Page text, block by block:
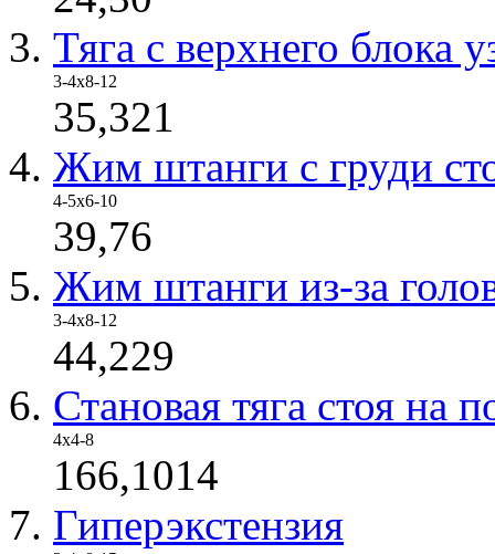
Тяга с верхнего блока
3-4x8-12
35,321
Жим штанги с груди
4-5x6-10
39,76
Жим штанги из-за
3-4x8-12
44,229
Становая тяга стоя на
4х4-8
166,1014
Гиперэкстензия